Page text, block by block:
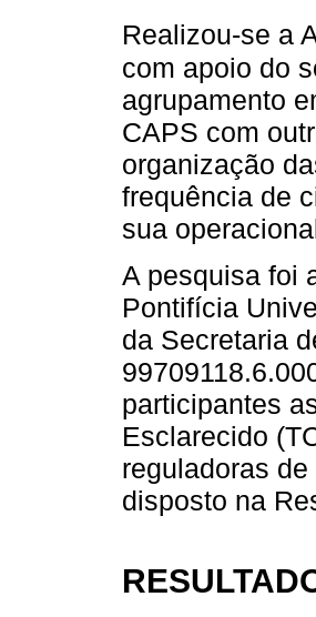
Realizou-se a
com apoio do
agrupamento
CAPS com
organização
frequência de
sua
A pesquisa foi
Pontifícia
da Secretaria
participantes
Esclarecido
reguladoras
disposto na